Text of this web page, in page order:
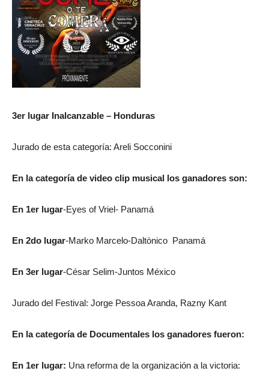
3er lugar Inalcanzable – Honduras
Jurado de esta categoría: Areli Socconini
En la categoría de video clip musical los ganadores son:
En 1er lugar-Eyes of Vriel- Panamá
En 2do lugar-Marko Marcelo-Daltònico Panamá
En 3er lugar-César Selim-Juntos México
Jurado del Festival: Jorge Pessoa Aranda, Razny Kant
En la categoría de Documentales los ganadores fueron:
En 1er lugar: Una reforma de la organización a la victoria: